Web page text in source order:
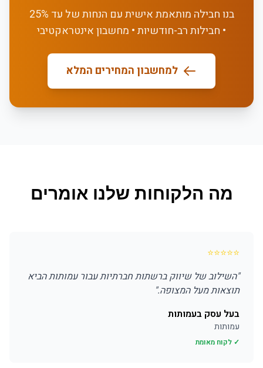
בנו חבילה מותאמת אישית עם הנחות של עד 25%
• חבילות רב-חודשיות • מחשבון אינטראקטיבי
למחשבון המחירים המלא
מה הלקוחות שלנו אומרים
⭐
⭐
⭐
⭐
⭐
"השילוב של שיווק ברשתות חברתיות עבור עמותות הביא
תוצאות מעל המצופה."
בעל עסק בעמותות
עמותות
✓ לקוח מאומת